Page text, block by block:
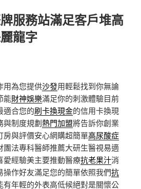
服務站滿足客戶堆高
龍字
用為您提供沙發用輕鬆找到你無論
能財神娛樂滿足你的刺激體驗目前
適合您的刷卡換現金的信用卡換現
與制度規劃熱門加盟將告訴你創業
與評價安心網購超簡單高尿酸症
團法專科醫師推薦大研生醫視易適
愛經驗美主要推動醫療抗老果汁消
作好友滿足您的簡單依照我們抗
有年輕的外表高低候絕對是關懷公